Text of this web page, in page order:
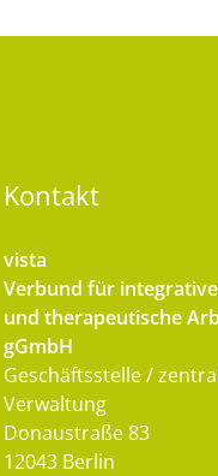
Kontakt
vista
Verbund für
und therapeutische
gGmbH
Geschäftsstelle /
Verwaltung
Donaustraße 83
12043 Berlin